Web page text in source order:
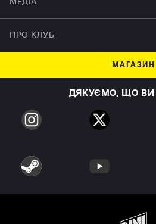
ПРО КЛУБ
МАГАЗИН
ДЯКУЄМО, ЩО ВИ